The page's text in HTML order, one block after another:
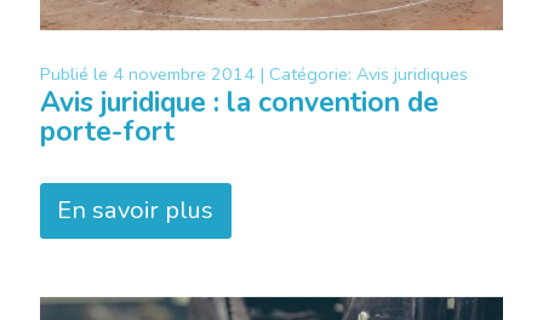
Publié le 4 novembre 2014 | Catégorie: Avis juridiques
Avis juridique : la convention de
porte-fort
En savoir plus